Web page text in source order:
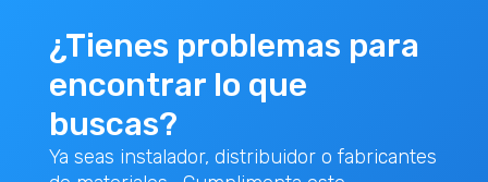
¿Tienes problemas para
encontrar lo que
buscas?
Ya seas instalador, distribuidor o fabricantes